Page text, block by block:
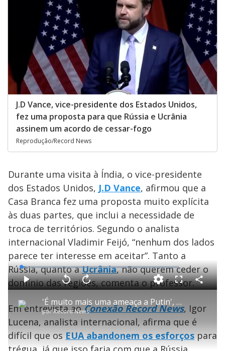
J.D Vance, vice-presidente dos Estados Unidos,
fez uma proposta para que Rússia e Ucrânia
assinem um acordo de cessar-fogo
Reprodução/Record News
Durante uma visita à Índia, o vice-presidente
dos Estados Unidos, J.D Vance, afirmou que a
Casa Branca fez uma proposta muito explícita
às duas partes, que inclui a necessidade de
troca de territórios. Segundo o analista
internacional Vladimir Feijó, “nenhum dos lados
parece ter interesse em aceitar”. Tanto a
Rússia, quanto aUcrânia, não querem ceder o
domínio das regiões, comenta o professor.
P
l
'É muito mais uma ameaça a Putin', diz analista sobre EUA abandonar negociações de paz na Ucrânia
por Record News
P V
t
a
r
0
e
g
n
A
n
ç
a
1
e
u
L
o
a
d
e
:
2
.
9
3
%
F
l
s
c
e
n
C
o
a
r
a
Em entrevista aoConexão Record News, Igor
Lucena, analista internacional, afirma que é
difícil que osEUA abandonem os esforçospara